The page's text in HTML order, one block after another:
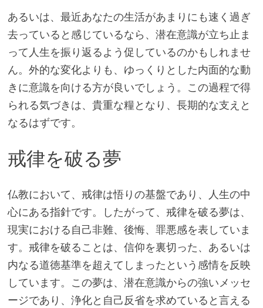
あるいは、最近あなたの生活があまりにも速く過ぎ
去っていると感じているなら、潜在意識が立ち止ま
って人生を振り返るよう促しているのかもしれませ
ん。外的な変化よりも、ゆっくりとした内面的な動
きに意識を向ける方が良いでしょう。この過程で得
られる気づきは、貴重な糧となり、長期的な支えと
なるはずです。
戒律を破る夢
仏教において、戒律は悟りの基盤であり、人生の中
心にある指針です。したがって、戒律を破る夢は、
現実における自己非難、後悔、罪悪感を表していま
す。戒律を破ることは、信仰を裏切った、あるいは
内なる道徳基準を超えてしまったという感情を反映
しています。この夢は、潜在意識からの強いメッセ
ージであり、浄化と自己反省を求めていると言える